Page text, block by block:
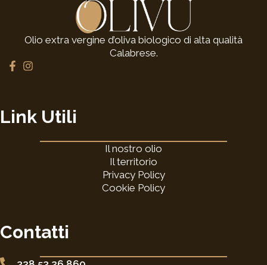
Olio extra vergine d’oliva biologico di alta qualità
Calabrese.
F
a
b
o
I
n
a
g
Link Utili
Il nostro olio
Il territorio
Privacy Policy
Cookie Policy
Contatti